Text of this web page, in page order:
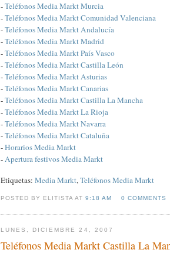
-Teléfonos Media Markt Murcia
-Teléfonos Media Markt Comunidad Valenciana
-Teléfonos Media Markt Andalucía
-Teléfonos Media Markt Madrid
-Teléfonos Media Markt País Vasco
-Teléfonos Media Markt Castilla León
-Teléfonos Media Markt Asturias
-Teléfonos Media Markt Canarias
-Teléfonos Media Markt Castilla La Mancha
-Teléfonos Media Markt La Rioja
-Teléfonos Media Markt Navarra
-Teléfonos Media Markt Cataluña
-Horarios Media Markt
-Apertura festivos Media Markt
Etiquetas: Media Markt,Teléfonos Media Markt
POSTED BY ELITISTA AT9:18 AM 0 COMMENTS
LUNES, DICIEMBRE 24, 2007
Teléfonos Media Markt Castilla La